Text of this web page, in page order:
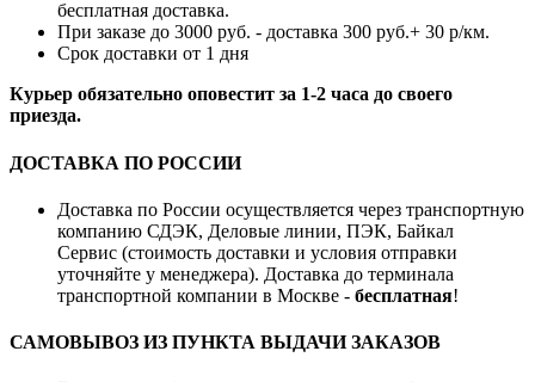
бесплатная доставка.
При заказе до 3000 руб. - доставка 300 руб.+ 30 р/км.
Срок доставки от 1 дня
Курьер обязательно оповестит за 1-2 часа до своего
приезда.
ДОСТАВКА ПО РОССИИ
Доставка по России осуществляется через транспортную
компанию СДЭК, Деловые линии, ПЭК, Байкал
Сервис (стоимость доставки и условия отправки
уточняйте у менеджера). Доставка до терминала
транспортной компании в Москве - бесплатная!
САМОВЫВОЗ ИЗ ПУНКТА ВЫДАЧИ ЗАКАЗОВ